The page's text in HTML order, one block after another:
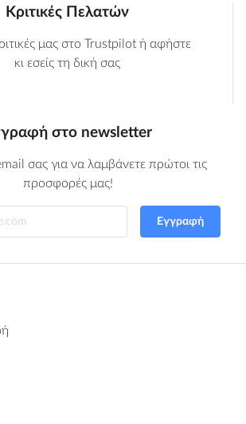
Κριτικές Πελατών
μας στο Trustpilot ή αφήστε
κι εσείς τη δική σας
στο newsletter
σας για να λαμβάνετε πρώτοι τις
προσφορές μας!
Εγγραφή